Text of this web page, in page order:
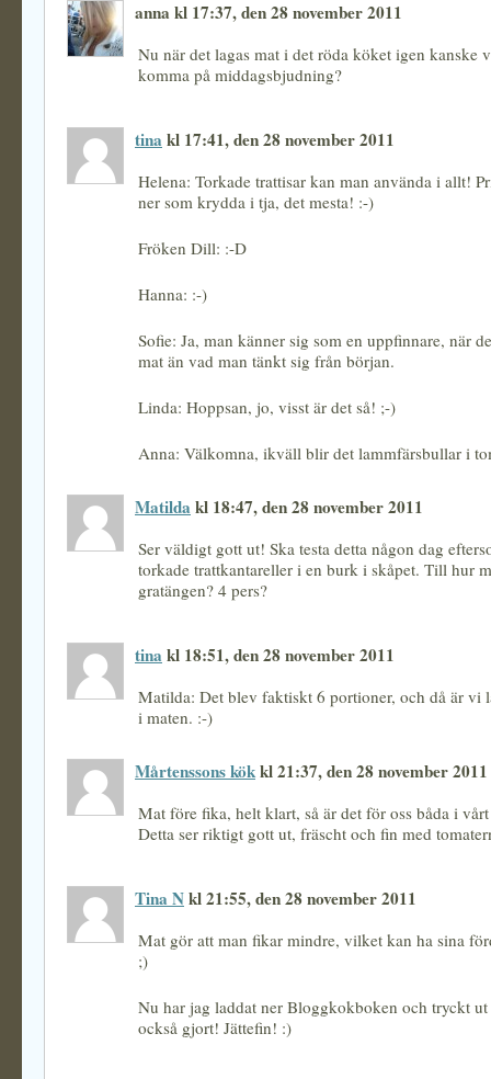
anna kl 17:37, den 28 november 2011
Nu när det lagas mat i det röda köket igen kanske
komma på middagsbjudning?
tina kl 17:41, den 28 november 2011
Helena: Torkade trattisar kan man använda i allt!
ner som krydda i tja, det mesta! :-)
Fröken Dill: :-D
Hanna: :-)
Sofie: Ja, man känner sig som en uppfinnare, när
mat än vad man tänkt sig från början.
Linda: Hoppsan, jo, visst är det så! ;-)
Anna: Välkomna, ikväll blir det lammfärsbullar i
Matilda kl 18:47, den 28 november 2011
Ser väldigt gott ut! Ska testa detta någon dag
torkade trattkantareller i en burk i skåpet. Till hur
gratängen? 4 pers?
tina kl 18:51, den 28 november 2011
Matilda: Det blev faktiskt 6 portioner, och då är vi
i maten. :-)
Mårtenssons kökkl 21:37, den 28 november 2011
Mat före fika, helt klart, så är det för oss båda i
Detta ser riktigt gott ut, fräscht och fin med
Tina Nkl 21:55, den 28 november 2011
Mat gör att man fikar mindre, vilket kan ha sina
;)
Nu har jag laddat ner Bloggkokboken och tryckt
också gjort! Jättefin! :)